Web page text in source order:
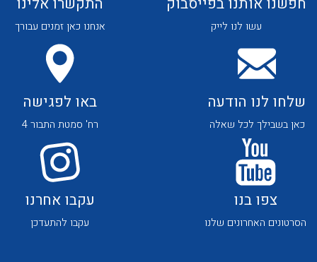
עשו לנו לייק אנחנו כאן זמנים עבורך
שלחו לנו הודעה
כאן בשבילך לכל שאלה
באו לפגישה
רח' סמטת התבור 4
צפו בנו
הסרטונים האחרונים שלנו
עקבו אחרנו
עקבו להתעדכן